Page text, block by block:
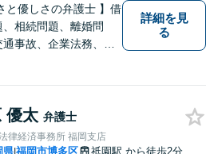
と優しさの弁護士 】借
、相続問題、離婚問
事故、企業法務、刑
で最適なリーガルサ
を提供いたします。
詳細を見
る
優太 弁護士
律経済事務所 福岡支店
県|福岡市博多区 祇園駅 から徒歩2分